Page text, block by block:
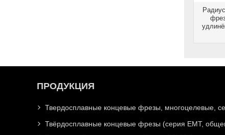
ПРОДУКЦИЯ
Твердосплавные концевые фрезы, многоцелевые,
Твёрдосплавные концевые фрезы (серия EMT,